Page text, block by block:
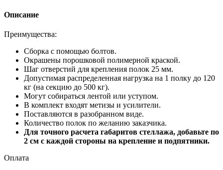
Описание
Преимущества:
Сборка с помощью болтов.
Окрашены порошковой полимерной краской.
Шаг отверстий для крепления полок 25 мм.
Допустимая распределенная нагрузка на 1 полку до 120
кг (на секцию до 500 кг).
Могут собираться лентой или уступом.
В комплект входят метизы и усилители.
Поставляются в разобранном виде.
Количество полок по желанию заказчика.
Для точного расчета габаритов стеллажа, добавьте по
2 см с каждой стороны на крепление и подпятники.
Оплата